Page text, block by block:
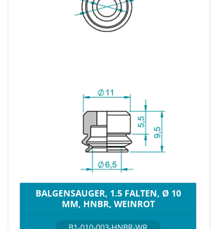
BALGENSAUGER, 1.5 FALTEN, Ø 10
MM, HNBR, WEINROT